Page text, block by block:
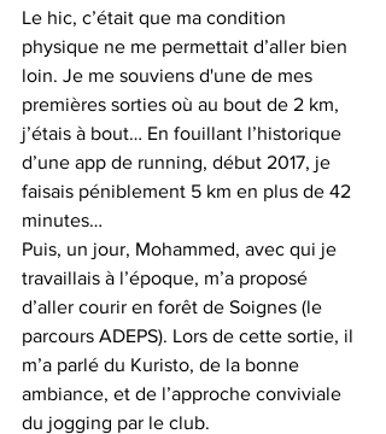
Le hic, c’était que ma condition
physique ne me permettait d’aller bien
loin. Je me souviens d'une de mes
premières sorties où au bout de 2 km,
j’étais à bout… En fouillant l’historique
d’une app de running, début 2017, je
faisais péniblement 5 km en plus de 42
minutes…
Puis, un jour, Mohammed, avec qui je
travaillais à l’époque, m’a proposé
d’aller courir en forêt de Soignes (le
parcours ADEPS). Lors de cette sortie, il
m’a parlé du Kuristo, de la bonne
ambiance, et de l’approche conviviale
du jogging par le club.